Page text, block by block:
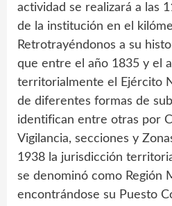
actividad se realizará a las
de la institución en el
Retrotrayéndonos a su
que entre el año 1835 y el
territorialmente el Ejército
de diferentes formas de
identifican entre otras por
Vigilancia, secciones y
1938 la jurisdicción
se denominó como Región
encontrándose su Puesto